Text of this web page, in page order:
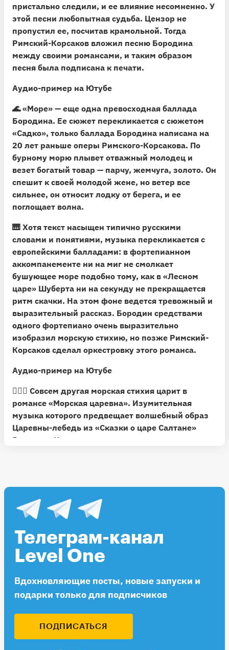
пристально следили, и ее влияние несомненно. У
этой песни любопытная судьба. Цензор не
пропустил ее, посчитав крамольной. Тогда
Римский-Корсаков вложил песню Бородина
между своими романсами, и таким образом
песня была подписана к печати.
Аудио-пример на Ютубе
🌊«Море» — еще одна превосходная баллада
Бородина. Ее сюжет перекликается с сюжетом
«Садко», только баллада Бородина написана на
20 лет раньше оперы Римского-Корсакова. По
бурному морю плывет отважный молодец и
везет богатый товар — парчу, жемчуга, золото. Он
спешит к своей молодой жене, но ветер все
сильнее, он относит лодку от берега, и ее
поглощает волна.
🎹 Хотя текст насыщен типично русскими
словами и понятиями, музыка перекликается с
европейскими балладами: в фортепианном
аккомпанементе ни на миг не смолкает
бушующее море подобно тому, как в «Лесном
царе» Шуберта ни на секунду не прекращается
ритм скачки. На этом фоне ведется тревожный и
выразительный рассказ. Бородин средствами
одного фортепиано очень выразительно
изобразил морскую стихию, но позже Римский-
Корсаков сделал оркестровку этого романса.
Аудио-пример на Ютубе
🧜🏻‍♀️ Совсем другая морская стихия царит в
романсе «Морская царевна». Изумительная
музыка которого предвещает волшебный образ
Царевны-лебедь из «Сказки о царе Салтане»
Римского-Корсакова.
Не пропустите и лирический микро-романс
«Фальшивая нота». Как мало нот и слов, а
Видео-пример на Ютубе
Телеграм-канал
Level One
Вдохновляющие посты, новые запуски и
подарки только для подписчиков
ПОДПИСАТЬСЯ